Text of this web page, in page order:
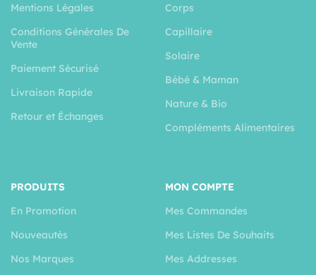
Mentions Légales
Conditions Générales De
Vente
Paiement Sécurisé
Livraison Rapide
Retour et Échanges
Corps
Capillaire
Solaire
Bébé & Maman
Nature & Bio
Compléments Alimentaires
PRODUITS
En Promotion
Nouveautés
Nos Marques
MON COMPTE
Mes Commandes
Mes Listes De Souhaits
Mes Addresses